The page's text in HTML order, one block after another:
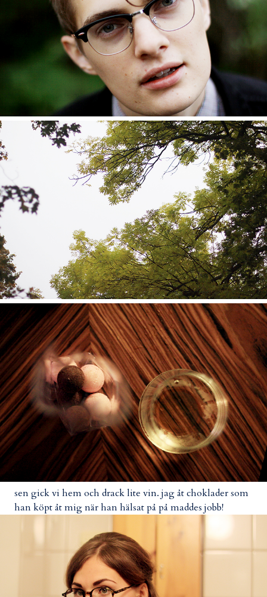
sen gick vi hem och drack lite vin. jag åt choklader som
han köpt åt mig när han hälsat på på maddes jobb!